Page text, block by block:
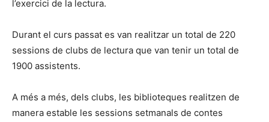
l’exercici de la lectura.
Durant el curs passat es van realitzar un total de 220
sessions de clubs de lectura que van tenir un total de
1900 assistents.
A més a més, dels clubs, les biblioteques realitzen de
manera estable les sessions setmanals de contes